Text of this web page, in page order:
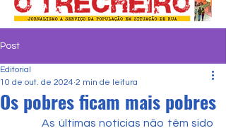
Post
Os pobres ficam mais pobres
Editorial
10 de out. de 2024 2 min de leitura
	As últimas notícias não têm sido